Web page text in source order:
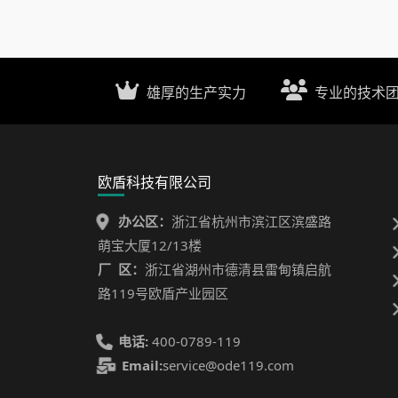
雄厚的生产实力 专业的技术
欧盾科技有限公司
办公区： 浙江省杭州市滨江区滨盛路
萌宝大厦12/13楼
厂 区： 浙江省湖州市德清县雷甸镇启航
路119号欧盾产业园区
电话: 400-0789-119
Email:service@ode119.com